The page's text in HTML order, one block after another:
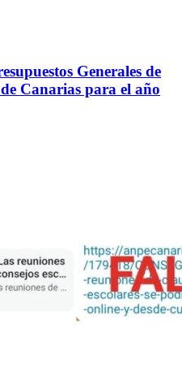
Generales de
Canarias para el año